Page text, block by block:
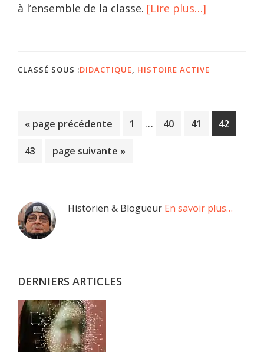
à l’ensemble de la classe. [Lire plus…]
problèmes
CLASSÉ SOUS :DIDACTIQUE HISTOIRE ACTIVE
« Aller
la
page précédente Page
1
Pages
… Page
40 Page
41 Page
42
Page
43
Aller
page suivante »
Barre
latérale
Historien & Blogueur En savoir plus…
DERNIERS ARTICLES